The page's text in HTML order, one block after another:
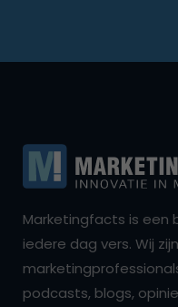
Marketingfacts is een
iedere dag vers. Wij
podcasts, blogs,